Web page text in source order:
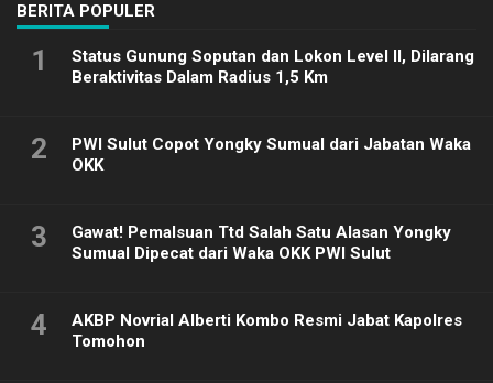
BERITA POPULER
1
Status Gunung Soputan dan Lokon Level II, Dilarang
Beraktivitas Dalam Radius 1,5 Km
2
PWI Sulut Copot Yongky Sumual dari Jabatan Waka
OKK
3
Gawat! Pemalsuan Ttd Salah Satu Alasan Yongky
Sumual Dipecat dari Waka OKK PWI Sulut
4
AKBP Novrial Alberti Kombo Resmi Jabat Kapolres
Tomohon